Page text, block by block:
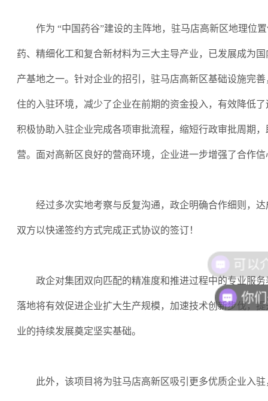
作为 “中国药谷”建设的主阵地，驻马店高新区地理位
药、精细化工和复合新材料为三大主导产业，已发展成为
产基地之一。针对企业的招引，驻马店高新区基础设施完
住的入驻环境，减少了企业在前期的资金投入，有效降低
积极协助入驻企业完成各项审批流程，缩短行政审批周期
营。面对高新区良好的营商环境，企业进一步增强了合作信
经过多次实地考察与反复沟通，政企明确合作细则，达
双方以快递签约方式完成正式协议的签订！
政企对集团双向匹配的精准度和推进过程中的专业服务
落地将有效促进企业扩大生产规模，加速技术创新步伐，
业的持续发展奠定坚实基础。
此外，该项目将为驻马店高新区吸引更多优质企业入驻
你